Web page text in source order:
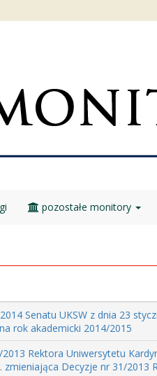
pozostałe monitory
Senatu UKSW z dnia 23
rok akademicki 2014/2015
Rektora Uniwersytetu
zmieniająca Decyzje nr 31/2013